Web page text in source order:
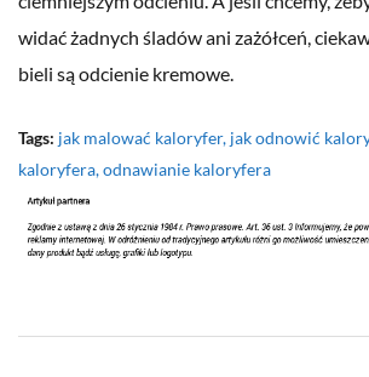
widać żadnych śladów ani zażółceń,
bieli są odcienie kremowe.
Tags: jak malować kaloryfer, jak odnowić
kaloryfera,odnawianie kaloryfera